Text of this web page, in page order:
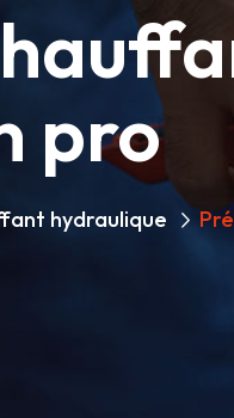
pro
hydraulique